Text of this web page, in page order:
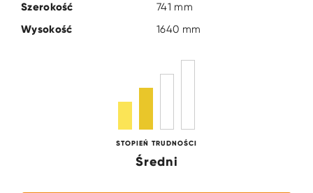
Szerokość
741 mm
Wysokość
1640 mm
STOPIEŃ TRUDNOŚCI
Średni